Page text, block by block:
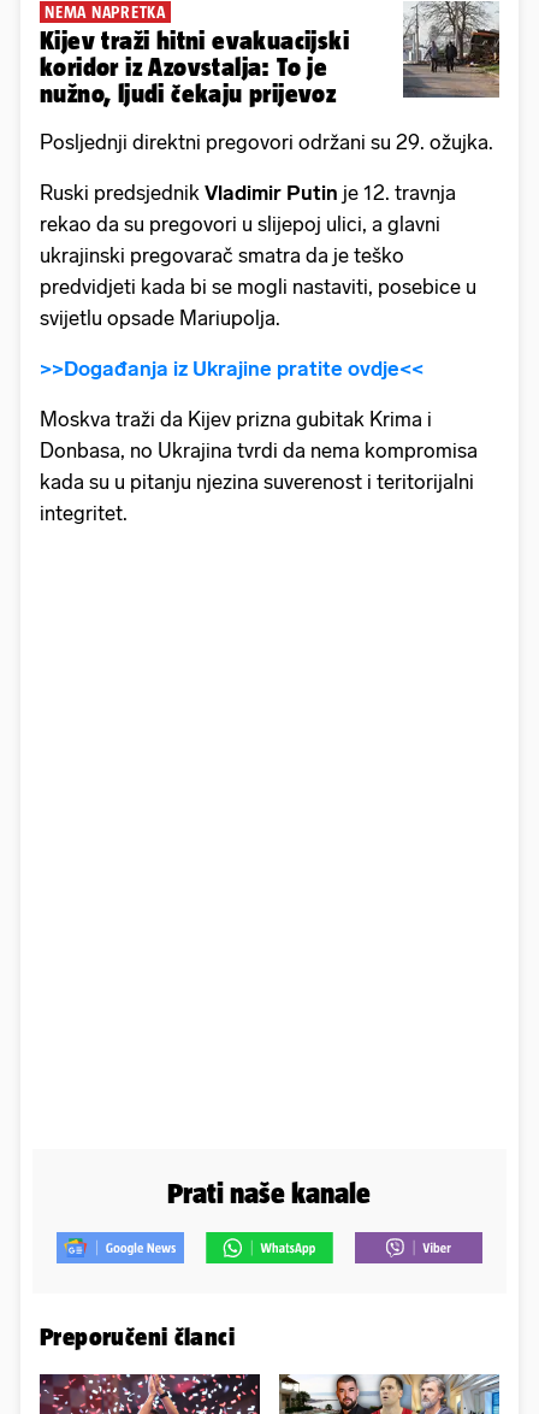
NEMA NAPRETKA
Kijev traži hitni evakuacijski
koridor iz Azovstalja: To je
nužno, ljudi čekaju prijevoz
Posljednji direktni pregovori održani su 29. ožujka.
Ruski predsjednik Vladimir Putin je 12. travnja
rekao da su pregovori u slijepoj ulici, a glavni
ukrajinski pregovarač smatra da je teško
predvidjeti kada bi se mogli nastaviti, posebice u
svijetlu opsade Mariupolja.
>>Događanja iz Ukrajine pratite ovdje<<
Moskva traži da Kijev prizna gubitak Krima i
Donbasa, no Ukrajina tvrdi da nema kompromisa
kada su u pitanju njezina suverenost i teritorijalni
integritet.
Prati naše kanale
Preporučeni članci